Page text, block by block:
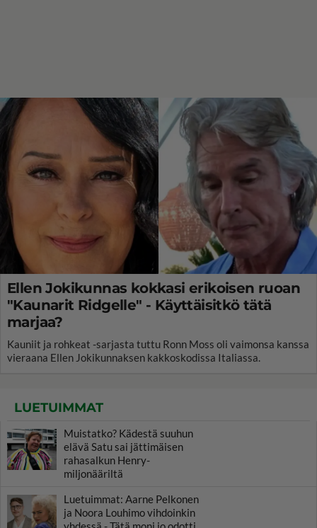
Ellen Jokikunnas kokkasi erikoisen ruoan
"Kaunarit Ridgelle" - Käyttäisitkö tätä
marjaa?
Kauniit ja rohkeat -sarjasta tuttu Ronn Moss oli vaimonsa kanssa
vieraana Ellen Jokikunnaksen kakkoskodissa Italiassa.
LUETUIMMAT
Muistatko? Kädestä suuhun
elävä Satu sai jättimäisen
rahasalkun Henry-
miljonääriltä
Luetuimmat: Aarne Pelkonen
ja Noora Louhimo vihdoinkin